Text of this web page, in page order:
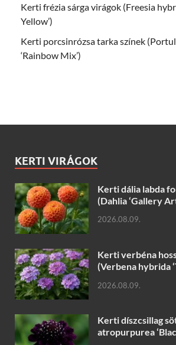
Kerti frézia sárga virágok (Freesia
Yellow’)
Kerti porcsinrózsa tarka színek
‘Rainbow Mix’)
KERTI VIRÁGOK
Kerti dália labda
(Dahlia ‘Gallery
2026.08.09.
Kerti verbéna
(Verbena hybrida
2026.08.09.
Kerti díszcsillag
atropurpurea